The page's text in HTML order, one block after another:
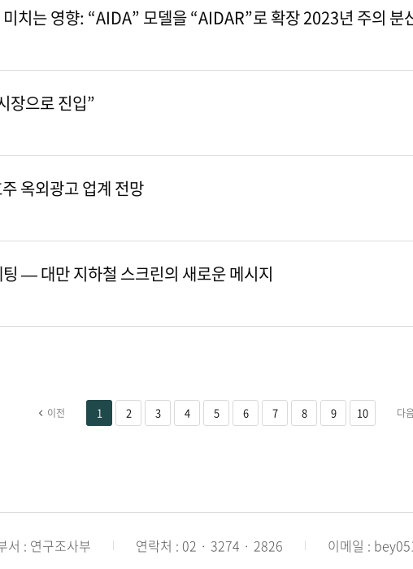
장으로 진입”
옥외광고 업계 전망
— 대만 지하철 스크린의 새로운 메시지
1 2 3 4 5 6 7 8 9 10
서 : 연구조사부 연락처 : 02 · 3274 · 2826 이메일 :